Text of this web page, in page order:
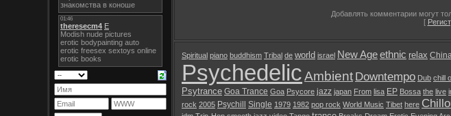
Добавлять комментарии могут
[
Spiritual piano buddhism Tribal de world israel New Ageethnic relax
PsychedelicAmbient Downtempo Dub chill
Psytrance Goa Trance Goa Psycore jazz japan From lisa EP Bossa the live
rock 2005 Psychill Single 1979 1982 pop rock World Music Tibet here